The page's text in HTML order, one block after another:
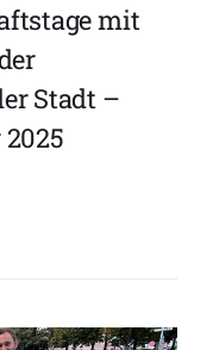
mit
Stadt –
2025